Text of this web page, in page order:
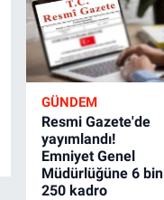
GÜNDEM
Resmi Gazete'de
yayımlandı!
Emniyet Genel
Müdürlüğüne 6 bin
250 kadro